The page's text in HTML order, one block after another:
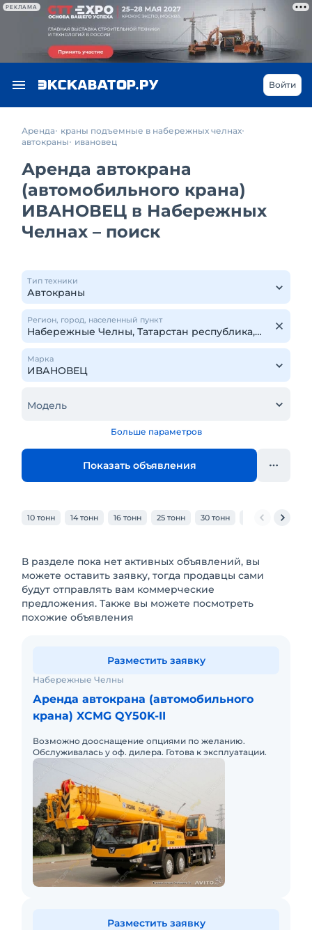
РЕКЛАМА
Войти
Аренда
краны подъемные в набережных челнах
автокраны
ивановец
Аренда автокрана
(автомобильного крана)
ИВАНОВЕЦ в Набережных
Челнах – поиск
Тип техники
Регион, город, населенный пункт
Марка
Модель
Больше параметров
Показать объявления
10 тонн 14 тонн 16 тонн 25 тонн 30 тонн 32 тонн
В разделе пока нет активных объявлений, вы
можете оставить заявку, тогда продавцы сами
будут отправлять вам коммерческие
предложения. Также вы можете посмотреть
похожие объявления
Набережные Челны
Аренда автокрана (автомобильного
крана) XCMG QY50K-II
Возможно дооснащение опциями по желанию.
Обслуживалась у оф. дилера. Готова к эксплуатации.
Разместить заявку
Разместить заявку